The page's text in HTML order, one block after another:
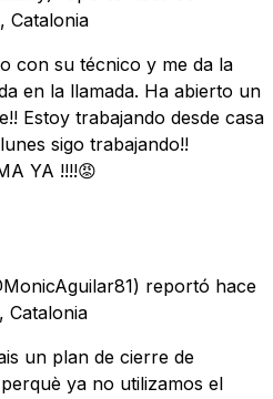
Catalonia
con su técnico y me da la
en la llamada. Ha abierto un
Estoy trabajando desde casa
sigo trabajando!!
YA !!!!😡
reportó hace
Catalonia
un plan de cierre de
ya no utilizamos el